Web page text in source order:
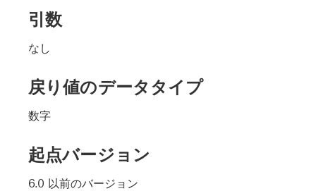
引数
なし
戻り値のデータタイプ
数字
起点バージョン
6.0 以前のバージョン